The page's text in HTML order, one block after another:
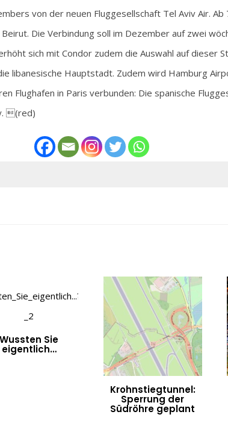
von der neuen Fluggesellschaft Tel Aviv Air.
Die Verbindung soll im Dezember auf zwei
sich mit Condor zudem die Auswahl auf dieser
libanesische Hauptstadt. Zudem wird Hamburg
Flughafen in Paris verbunden: Die spanische
(red)
Wussten Sie
eigentlich…
Krohnstiegtunnel:
Sperrung der
Südröhre geplant